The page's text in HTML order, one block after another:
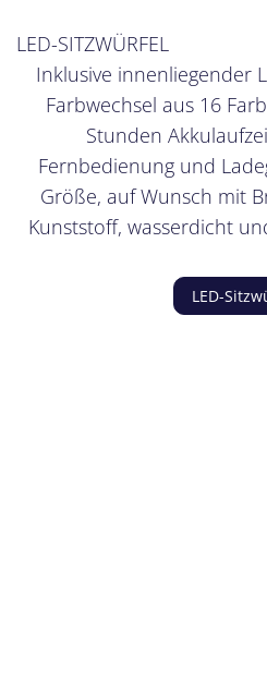
LED-SITZWÜRFEL
Inklusive innenliegender
Farbwechsel aus 16
Stunden
Fernbedienung und
Größe, auf Wunsch mit
Kunststoff, wasserdicht
LED-